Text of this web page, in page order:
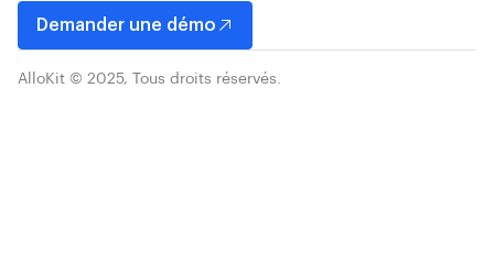
Demander une démo
AlloKit © 2025, Tous droits réservés.